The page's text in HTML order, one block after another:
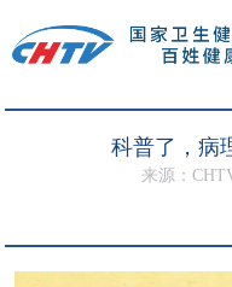
科普了，病
来源：